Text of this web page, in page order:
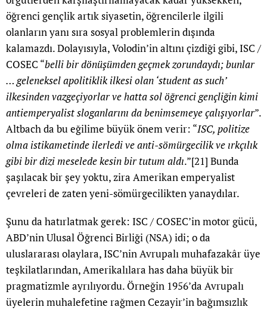
öğrenci gençlik artık siyasetin, öğrencilerle ilgili
olanların yanı sıra sosyal problemlerin dışında
kalamazdı. Dolayısıyla, Volodin’in altını çizdiği gibi, ISC /
COSEC “belli bir dönüşümden geçmek zorundaydı; bunlar
… geleneksel apolitiklik ilkesi olan ‘student as such’
ilkesinden vazgeçiyorlar ve hatta sol öğrenci gençliğin kimi
antiemperyalist sloganlarını da benimsemeye çalışıyorlar”.
Altbach da bu eğilime büyük önem verir: “ISC, politize
olma istikametinde ilerledi ve anti-sömürgecilik ve ırkçılık
gibi bir dizi meselede kesin bir tutum aldı.”[21] Bunda
şaşılacak bir şey yoktu, zira Amerikan emperyalist
çevreleri de zaten yeni-sömürgecilikten yanaydılar.
Şunu da hatırlatmak gerek: ISC / COSEC’in motor gücü,
ABD’nin Ulusal Öğrenci Birliği (NSA) idi; o da
uluslararası olaylara, ISC’nin Avrupalı muhafazakâr üye
teşkilatlarından, Amerikalılara has daha büyük bir
pragmatizmle ayrılıyordu. Örneğin 1956’da Avrupalı
üyelerin muhalefetine rağmen Cezayir’in bağımsızlık